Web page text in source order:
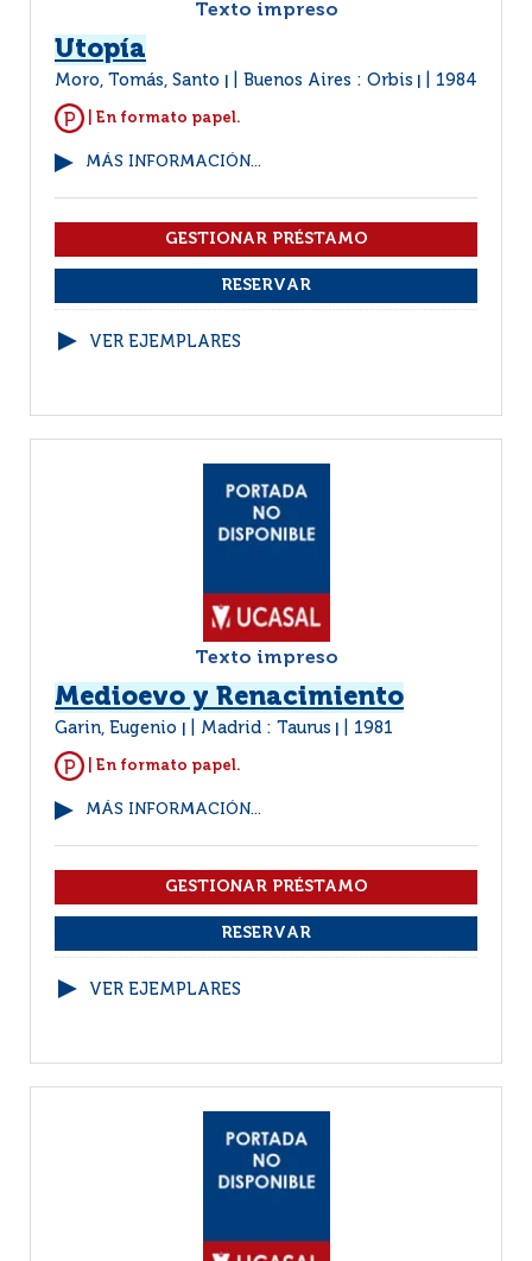
Texto impreso
Utopía
Moro, Tomás, Santo Buenos Aires : Orbis 1984
| En formato papel.
MÁS INFORMACIÓN...
VER EJEMPLARES
Texto impreso
Medioevo y Renacimiento
Garin, Eugenio Madrid : Taurus 1981
| En formato papel.
MÁS INFORMACIÓN...
VER EJEMPLARES